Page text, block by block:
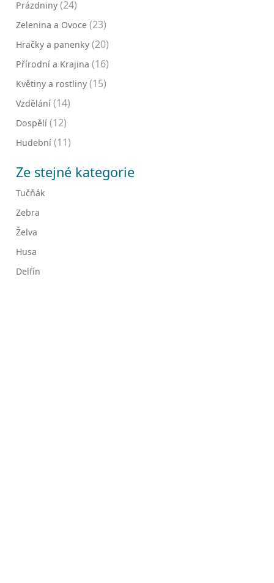
Prázdniny (24)
Zelenina a Ovoce (23)
Hračky a panenky (20)
Přírodní a Krajina (16)
Květiny a rostliny (15)
Vzdělání (14)
Dospělí (12)
Hudební (11)
Ze stejné kategorie
Tučňák
Zebra
Želva
Husa
Delfín